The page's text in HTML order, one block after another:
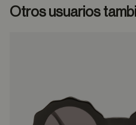
Otros usuarios